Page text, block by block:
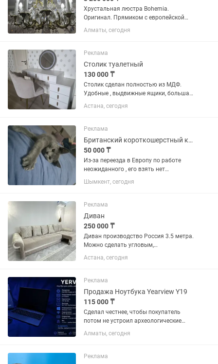
Хрустальная люстра Bohemia.
Оригинал. Прямиком с европейской
выставки, была приобретена за
15000€. Бронза 30 кг, оригинальный
люстры, можно увеличить звенья до
40 см...
Алматы, сегодня
Реклама
Столик туалетный
130 000 ₸
Столик сделан полностью из МДФ.
Удобные , выдвижные ящики, большая
вместительность. Стул из ткани
рогожка, легко мыть.
Астана, сегодня
Реклама
Британский короткошерстный котёнок 3 месяца
50 000 ₸
Из-за переезда в Европу по работе
неожиданного , его взять нет
возможности,так как вещей множество
. Мы маму продали , остался сын её ,
сделаны, обработан , только в...
Шымкент, сегодня
Реклама
Диван
250 000 ₸
Диван производство Россия 3.5 метра.
Можно сделать угловым,
превращается в большую кровать В
отличном состоянии, пользовались
Астана, сегодня
Реклама
Продажа Ноутбука Yearview Y19
115 000 ₸
Сделал честнее, чтобы покупатель
потом не устроил археологические
раскопки по поводу состояния
ноутбука. 💻 Ноутбук YERVIEW View Y19
Процессор: Intel N95 🔹 ОЗУ: 8...
Алматы, сегодня
Реклама